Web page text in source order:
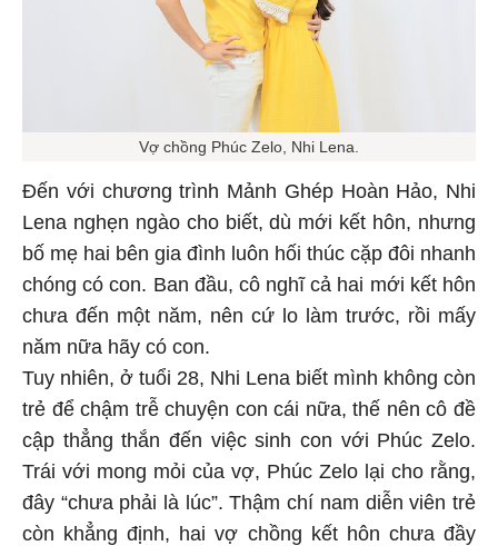
Vợ chồng Phúc Zelo, Nhi Lena.
Đến với chương trình Mảnh Ghép Hoàn Hảo, Nhi
Lena nghẹn ngào cho biết, dù mới kết hôn, nhưng
bố mẹ hai bên gia đình luôn hối thúc cặp đôi nhanh
chóng có con. Ban đầu, cô nghĩ cả hai mới kết hôn
chưa đến một năm, nên cứ lo làm trước, rồi mấy
năm nữa hãy có con.
Tuy nhiên, ở tuổi 28, Nhi Lena biết mình không còn
trẻ để chậm trễ chuyện con cái nữa, thế nên cô đề
cập thẳng thắn đến việc sinh con với Phúc Zelo.
Trái với mong mỏi của vợ, Phúc Zelo lại cho rằng,
đây “chưa phải là lúc”. Thậm chí nam diễn viên trẻ
còn khẳng định, hai vợ chồng kết hôn chưa đầy